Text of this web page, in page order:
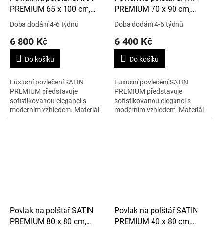
PREMIUM 65 x 100 cm,
šedá/zlatá
Doba dodání 4-6 týdnů
6 800 Kč
Do košíku
Luxusní povlečení SATIN
PREMIUM představuje
sofistikovanou eleganci s
moderním vzhledem. Materiál
je 100% bavlna. Rozměry jsou
PREMIUM 70 x 90 cm,
šedá/zlatá
Doba dodání 4-6 týdnů
6 400 Kč
Do košíku
Luxusní povlečení SATIN
PREMIUM představuje
sofistikovanou eleganci s
moderním vzhledem. Materiál
je 100% bavlna. Rozměry jsou
Povlak na polštář SATIN
PREMIUM 80 x 80 cm,
Povlak na polštář SATIN
PREMIUM 40 x 80 cm,